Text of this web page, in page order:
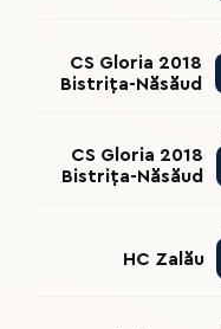
CS Gloria 2018
Bistrița-Năsăud
CS Gloria 2018
Bistrița-Năsăud
HC Zalău